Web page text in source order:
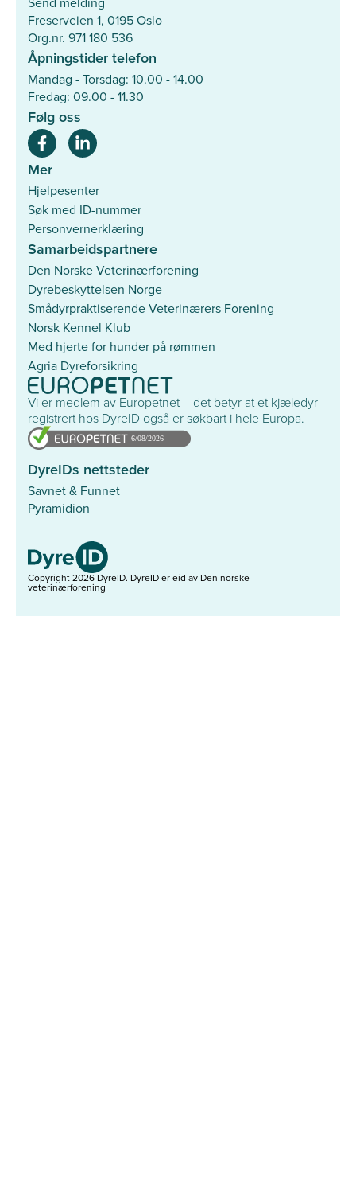
Freserveien 1, 0195 Oslo
Org.nr. 971 180 536
Åpningstider telefon
Mandag - Torsdag: 10.00 - 14.00
Fredag: 09.00 - 11.30
Følg oss
Mer
Hjelpesenter
Søk med ID-nummer
Personvernerklæring
Samarbeidspartnere
Den Norske Veterinærforening
Dyrebeskyttelsen Norge
Smådyrpraktiserende Veterinærers Forening
Norsk Kennel Klub
Med hjerte for hunder på rømmen
Agria Dyreforsikring
Vi er medlem av Europetnet – det betyr at et kjæledyr
registrert hos DyreID også er søkbart i hele Europa.
DyreIDs nettsteder
Savnet & Funnet
Pyramidion
Copyright 2026 DyreID. DyreID er eid av Den norske
veterinærforening